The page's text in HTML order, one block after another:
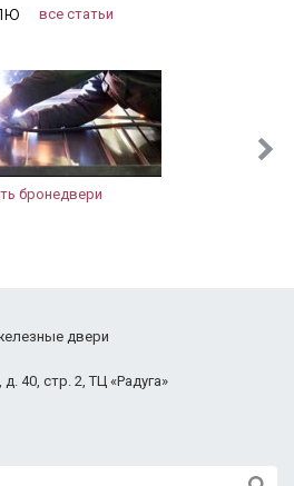
все статьи
бронедвери
д. 40, стр. 2, ТЦ «Радуга»
двери